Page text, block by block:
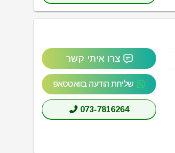
צרו איתי קשר
שליחת הודעה בוואטסאפ
073-7816264